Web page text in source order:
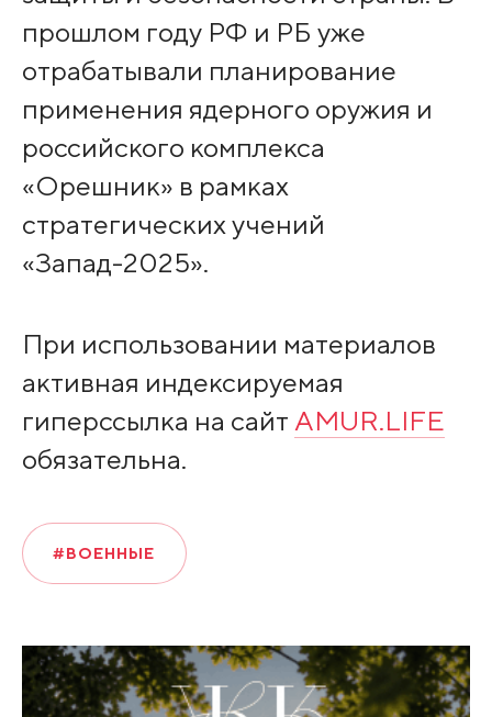
прошлом году РФ и РБ уже
отрабатывали планирование
применения ядерного оружия и
российского комплекса
«Орешник» в рамках
стратегических учений
«Запад-2025».
При использовании материалов
активная индексируемая
гиперссылка на сайт AMUR.LIFE
обязательна.
#ВОЕННЫЕ